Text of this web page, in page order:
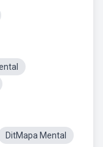
DitMapa Mental